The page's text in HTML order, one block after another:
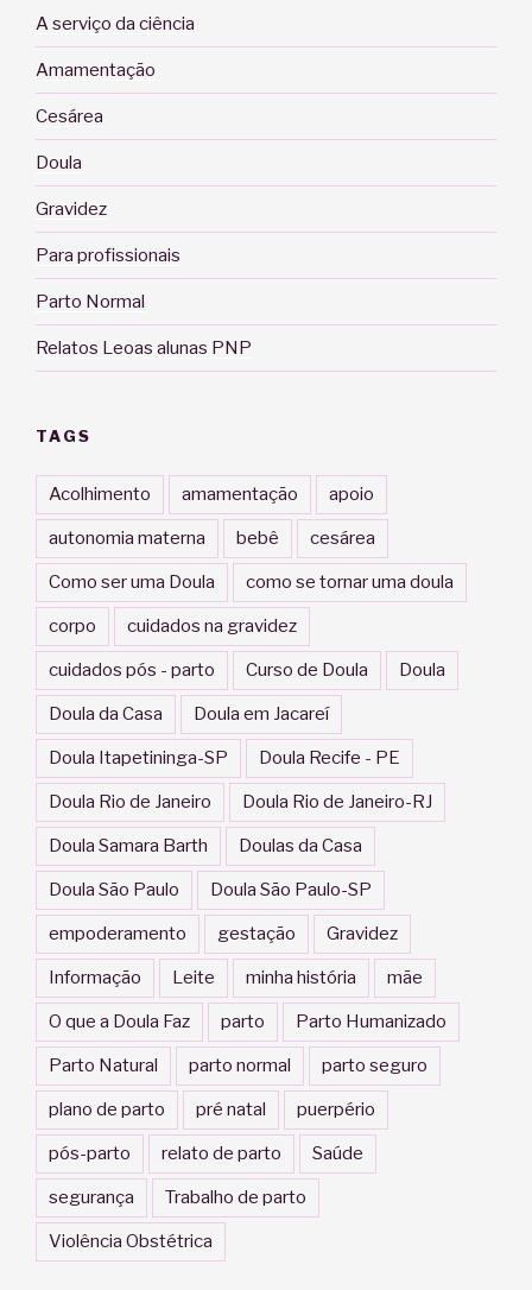
A serviço da ciência
Amamentação
Cesárea
Doula
Gravidez
Para profissionais
Parto Normal
Relatos Leoas alunas PNP
TAGS
Acolhimento amamentação apoio
autonomia materna bebê cesárea
Como ser uma Doula como se tornar uma doula
corpo cuidados na gravidez
cuidados pós - parto Curso de Doula Doula
Doula da Casa Doula em Jacareí
Doula Itapetininga-SP Doula Recife - PE
Doula Rio de Janeiro Doula Rio de Janeiro-RJ
Doula Samara Barth Doulas da Casa
Doula São Paulo Doula São Paulo-SP
empoderamento gestação Gravidez
Informação Leite minha história mãe
O que a Doula Faz parto Parto Humanizado
Parto Natural parto normal parto seguro
plano de parto pré natal puerpério
pós-parto relato de parto Saúde
segurança Trabalho de parto
Violência Obstétrica